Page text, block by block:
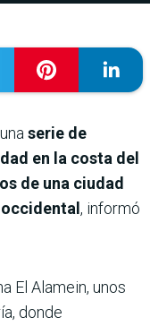
serie de
en la costa del
de una ciudad
, informó
El Alamein, unos
donde